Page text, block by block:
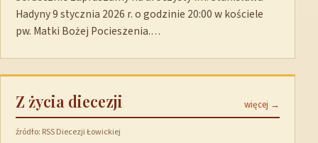
Hadyny 9 stycznia 2026 r. o godzinie 20:00 w kościele
pw. Matki Bożej Pocieszenia.…
Z życia diecezji więcej →
źródło: RSS Diecezji Łowickiej